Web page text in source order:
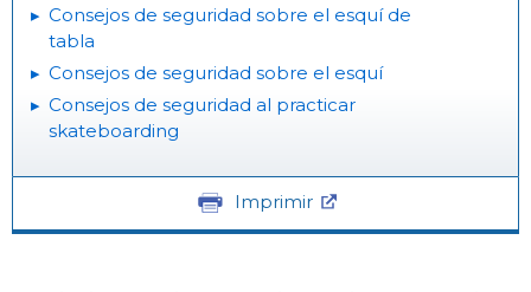
Consejos de seguridad sobre el esquí de
tabla
Consejos de seguridad sobre el esquí
Consejos de seguridad al practicar
skateboarding
Imprimir